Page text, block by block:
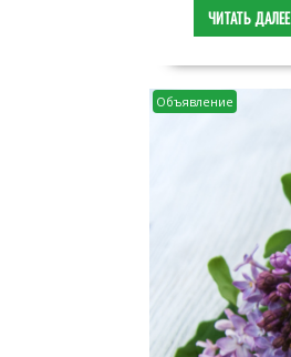
ЧИТАТЬ ДАЛЕЕ
Объявление